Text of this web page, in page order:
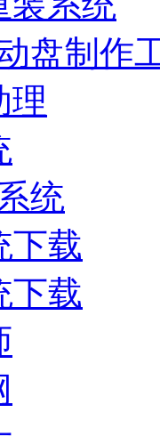
盘制作
理
统
下载
下载